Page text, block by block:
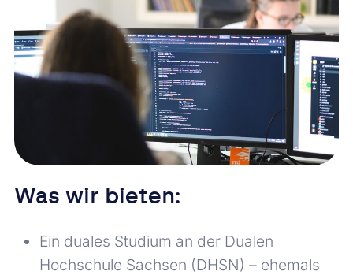
Was wir bieten:
Ein duales Studium an der Dualen
Hochschule Sachsen (DHSN) – ehemals